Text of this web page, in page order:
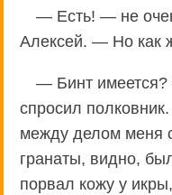
— Есть! — не
Алексей. — Но как
— Бинт имеется?
спросил
между делом
гранаты, видно,
порвал кожу у